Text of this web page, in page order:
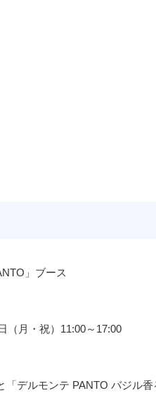
」ブース
（月・祝）11:00～17:00
「デルモンテ PANTO バジル